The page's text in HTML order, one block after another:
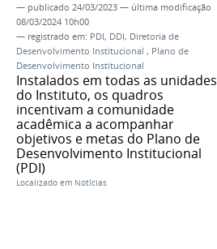
— publicado 24/03/2023 — última modificação
08/03/2024 10h00
— registrado em: PDI, DDI, Diretoria de
Desenvolvimento Institucional , Plano de
Desenvolvimento Institucional
Instalados em todas as unidades
do Instituto, os quadros
incentivam a comunidade
acadêmica a acompanhar
objetivos e metas do Plano de
Desenvolvimento Institucional
(PDI)
Localizado em Notícias